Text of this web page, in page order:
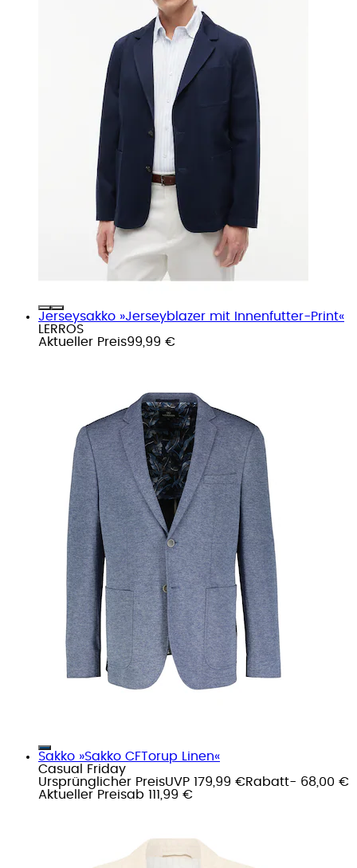
Jerseysakko »Jerseyblazer mit Innenfutter-Print«
LERROS
Aktueller Preis99,99 €
Sakko »Sakko CFTorup Linen«
Casual Friday
Ursprünglicher PreisUVP 179,99 €Rabatt- 68,00 €
Aktueller Preisab 111,99 €